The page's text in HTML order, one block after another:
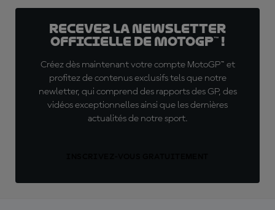
Recevez la Newsletter
officielle de MotoGP™ !
Créez dès maintenant votre compte MotoGP™ et
profitez de contenus exclusifs tels que notre
newletter, qui comprend des rapports des GP, des
vidéos exceptionnelles ainsi que les dernières
actualités de notre sport.